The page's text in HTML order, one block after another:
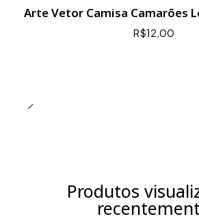
Arte Vetor Camisa Camarões
R$12,00
Produtos